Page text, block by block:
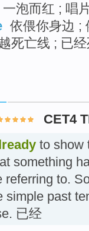
一泡而红 ; 唱
依偎你身边 ;
死亡线 ; 已
CET4
to show
something
referring to.
simple past
已经